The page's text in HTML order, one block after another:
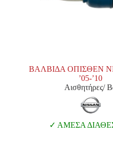
ΒΑΛΒΙΔΑ ΟΠΙΣΘΕΝ
’05-’10
Αισθητήρες/
ΑΜΕΣΑ